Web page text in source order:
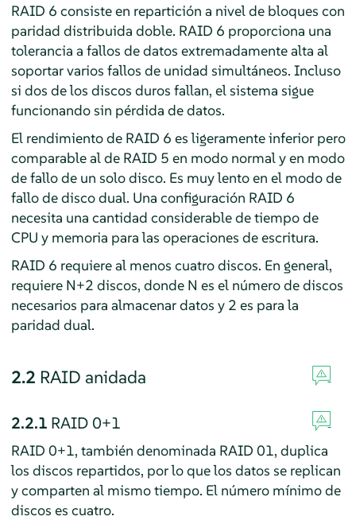
RAID 6 consiste en repartición a nivel de bloques con
paridad distribuida doble. RAID 6 proporciona una
tolerancia a fallos de datos extremadamente alta al
soportar varios fallos de unidad simultáneos. Incluso
si dos de los discos duros fallan, el sistema sigue
funcionando sin pérdida de datos.
El rendimiento de RAID 6 es ligeramente inferior pero
comparable al de RAID 5 en modo normal y en modo
de fallo de un solo disco. Es muy lento en el modo de
fallo de disco dual. Una configuración RAID 6
necesita una cantidad considerable de tiempo de
CPU y memoria para las operaciones de escritura.
RAID 6 requiere al menos cuatro discos. En general,
requiere N+2 discos, donde N es el número de discos
necesarios para almacenar datos y 2 es para la
paridad dual.
2.2 RAID anidada
2.2.1 RAID 0+1
RAID 0+1, también denominada RAID 01, duplica
los discos repartidos, por lo que los datos se replican
y comparten al mismo tiempo. El número mínimo de
discos es cuatro.